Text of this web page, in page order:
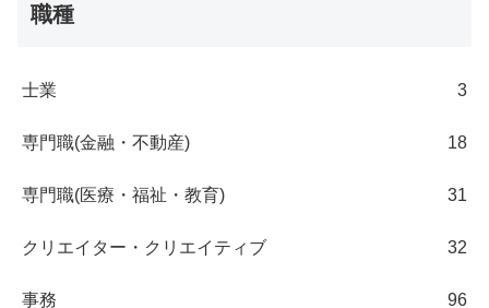
職種
士業 3
専門職(金融・不動産) 18
専門職(医療・福祉・教育) 31
クリエイター・クリエイティブ 32
事務 96